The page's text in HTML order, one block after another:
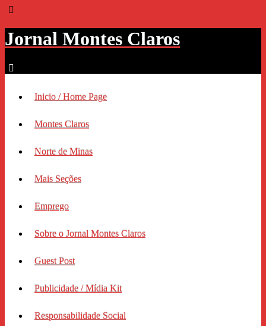
Jornal Montes Claros
Inicio / Home Page
Montes Claros
Norte de Minas
Mais Seções
Emprego
Sobre o Jornal Montes Claros
Guest Post
Publicidade / Mídia Kit
Responsabilidade Social